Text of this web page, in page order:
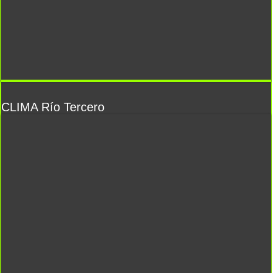
CLIMA Río Tercero